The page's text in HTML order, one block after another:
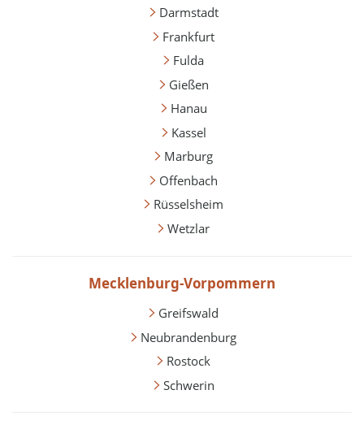
Darmstadt
Frankfurt
Fulda
Gießen
Hanau
Kassel
Marburg
Offenbach
Rüsselsheim
Wetzlar
Mecklenburg-Vorpommern
Greifswald
Neubrandenburg
Rostock
Schwerin